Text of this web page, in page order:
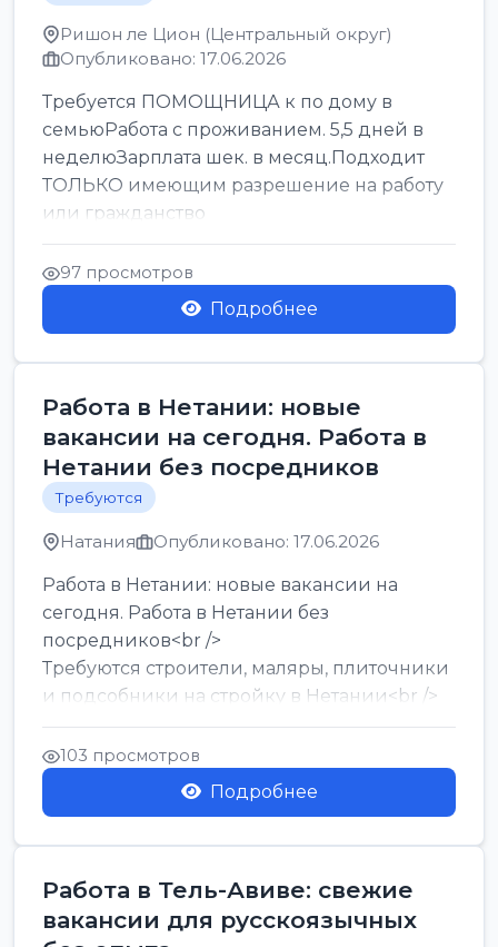
Ришон ле Цион (Центральный округ)
Опубликовано: 17.06.2026
Требуется ПОМОЩНИЦА к по дому в
семьюРабота с проживанием. 5,5 дней в
неделюЗарплата шек. в месяц.Подходит
ТОЛЬКО имеющим разрешение на работу
или гражданство
97 просмотров
Подробнее
Работа в Нетании: новые
вакансии на сегодня. Работа в
Нетании без посредников
Требуются
Натания Опубликовано: 17.06.2026
Работа в Нетании: новые вакансии на
сегодня. Работа в Нетании без
посредников<br />
Требуются строители, маляры, плиточники
и подсобники на стройку в Нетании<br />
Срочно требуются горничные, уборщи...
103 просмотров
Подробнее
Работа в Тель-Авиве: свежие
вакансии для русскоязычных